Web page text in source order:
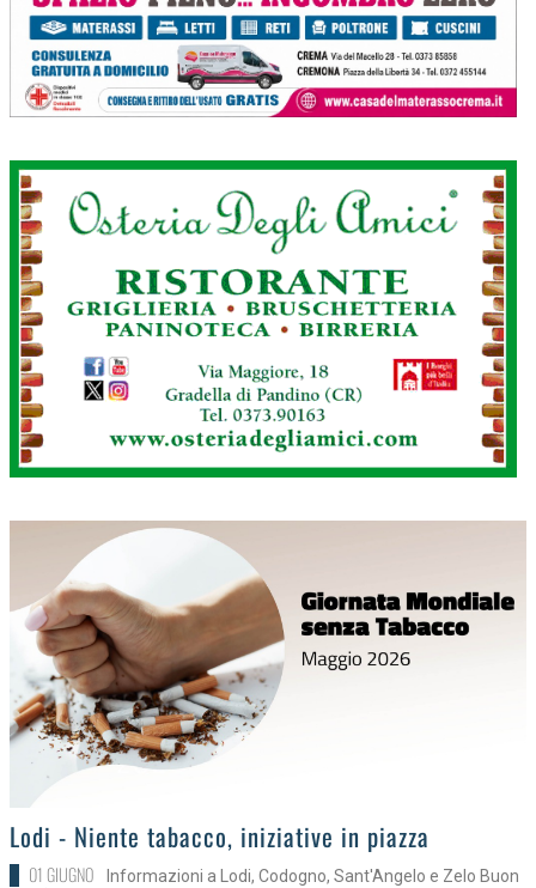
>Lodi - Niente tabacco, iniziative in piazza
01 GIUGNO
Informazioni a Lodi, Codogno, Sant'Angelo e Zelo Buon